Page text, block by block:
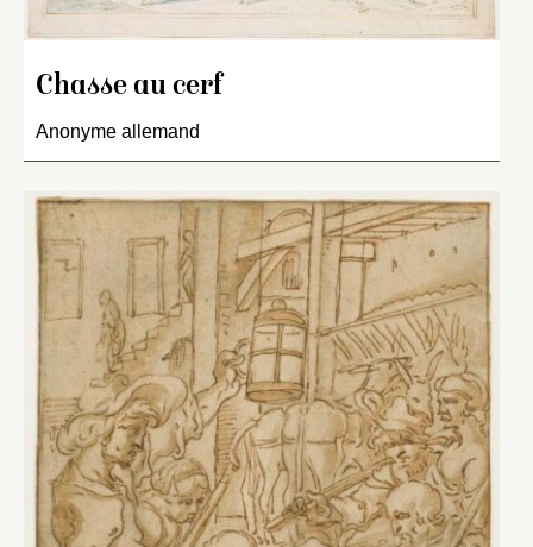
Chasse au cerf
Anonyme allemand